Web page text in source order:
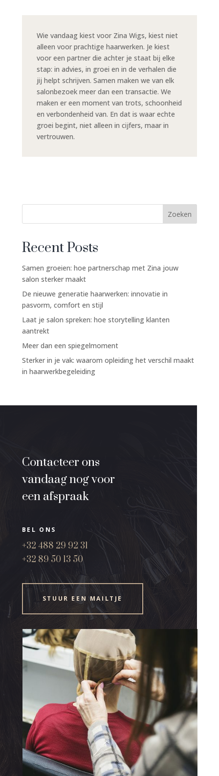
Wie vandaag kiest voor Zina Wigs, kiest niet
alleen voor prachtige haarwerken. Je kiest
voor een partner die achter je staat bij elke
stap: in advies, in groei en in de verhalen die
jij helpt schrijven. Samen maken we van elk
salonbezoek meer dan een transactie. We
maken er een moment van trots, schoonheid
en verbondenheid van. En dat is waar echte
groei begint, niet alleen in cijfers, maar in
vertrouwen.
Zoeken
Recent Posts
Samen groeien: hoe partnerschap met Zina jouw
salon sterker maakt
De nieuwe generatie haarwerken: innovatie in
pasvorm, comfort en stijl
Laat je salon spreken: hoe storytelling klanten
aantrekt
Meer dan een spiegelmoment
Sterker in je vak: waarom opleiding het verschil maakt
in haarwerkbegeleiding
Contacteer ons
vandaag nog voor
een afspraak
BEL ONS
+32 488 29 92 31
+32 89 50 13 50
STUUR EEN MAILTJE